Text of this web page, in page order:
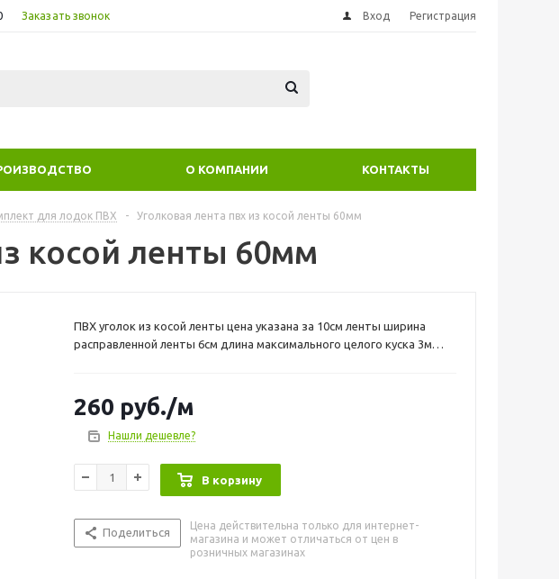
Заказать звонок Вход Регистрация
О КОМПАНИИ КОНТАКТЫ
для лодок ПВХ - Уголковая лента пвх из косой ленты 60мм
косой ленты 60мм
ПВХ уголок из косой ленты цена указана за 10см ленты ширина
расправленной ленты 6см длина максимального целого куска 3м
260 руб./м
Нашли дешевле?
В корзину
Поделиться
Цена действительна только для интернет-
магазина и может отличаться от цен в
розничных магазинах